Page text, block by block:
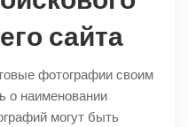
сайта
фотографии своим
о наименовании
могут быть